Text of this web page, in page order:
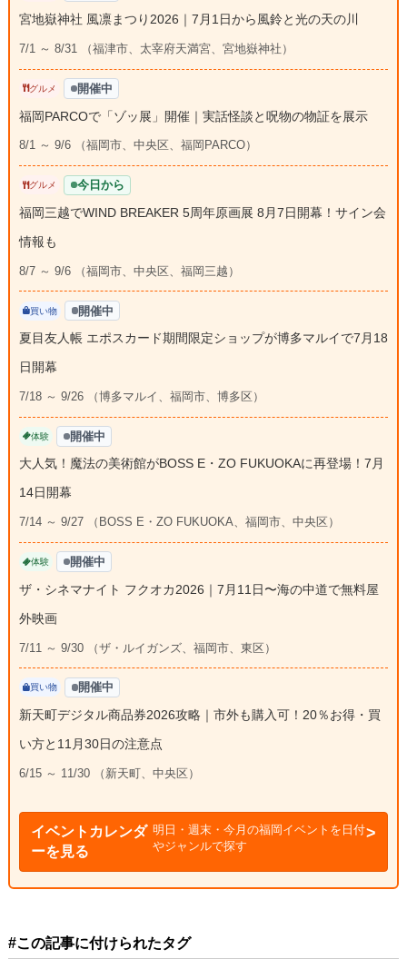
宮地嶽神社 風凛まつり2026｜7月1日から風鈴と光の天の川
7/1 ～ 8/31 （福津市、太宰府天満宮、宮地嶽神社）
グルメ 開催中
福岡PARCOで「ゾッ展」開催｜実話怪談と呪物の物証を展示
8/1 ～ 9/6 （福岡市、中央区、福岡PARCO）
グルメ 今日から
福岡三越でWIND BREAKER 5周年原画展 8月7日開幕！サイン会
情報も
8/7 ～ 9/6 （福岡市、中央区、福岡三越）
買い物 開催中
夏目友人帳 エポスカード期間限定ショップが博多マルイで7月18
日開幕
7/18 ～ 9/26 （博多マルイ、福岡市、博多区）
体験 開催中
大人気！魔法の美術館がBOSS E・ZO FUKUOKAに再登場！7月
14日開幕
7/14 ～ 9/27 （BOSS E・ZO FUKUOKA、福岡市、中央区）
体験 開催中
ザ・シネマナイト フクオカ2026｜7月11日〜海の中道で無料屋
外映画
7/11 ～ 9/30 （ザ・ルイガンズ、福岡市、東区）
買い物 開催中
新天町デジタル商品券2026攻略｜市外も購入可！20％お得・買
い方と11月30日の注意点
6/15 ～ 11/30 （新天町、中央区）
イベントカレンダ
ーを見る
明日・週末・今月の福岡イベントを日付
やジャンルで探す
#この記事に付けられたタグ